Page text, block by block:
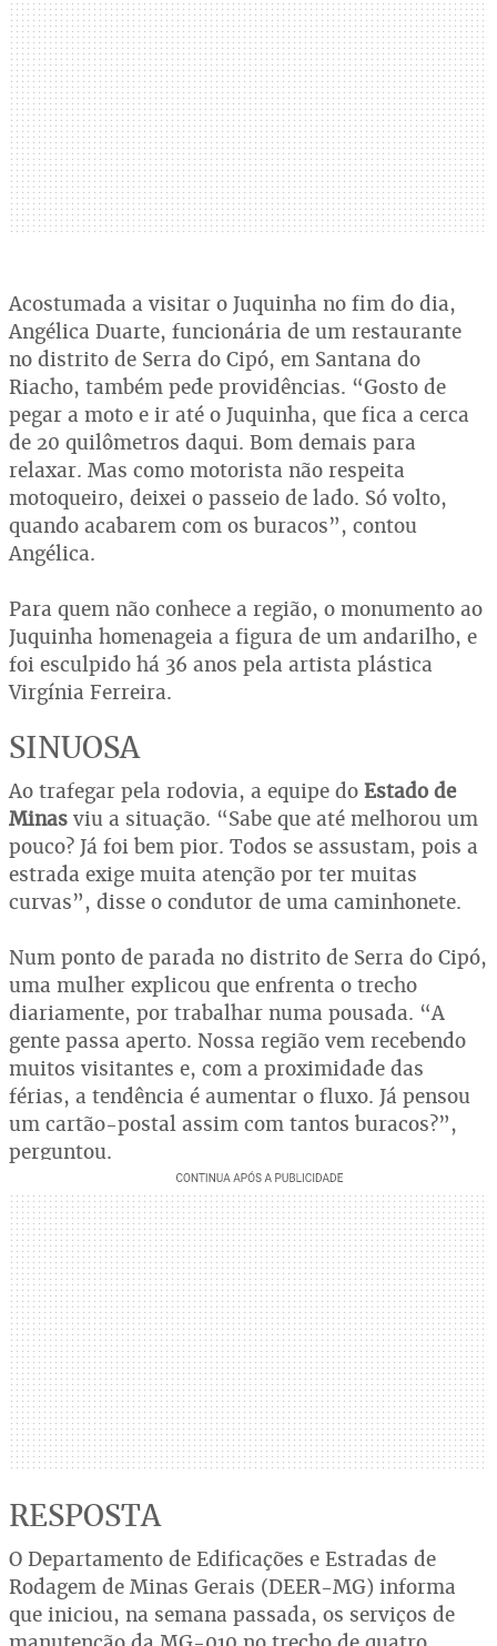
Acostumada a visitar o Juquinha no fim do dia,
Angélica Duarte, funcionária de um restaurante
no distrito de Serra do Cipó, em Santana do
Riacho, também pede providências. “Gosto de
pegar a moto e ir até o Juquinha, que fica a cerca
de 20 quilômetros daqui. Bom demais para
relaxar. Mas como motorista não respeita
motoqueiro, deixei o passeio de lado. Só volto,
quando acabarem com os buracos”, contou
Angélica.
Para quem não conhece a região, o monumento ao
Juquinha homenageia a figura de um andarilho, e
foi esculpido há 36 anos pela artista plástica
Virgínia Ferreira.
SINUOSA
Ao trafegar pela rodovia, a equipe do Estado de
Minas viu a situação. “Sabe que até melhorou um
pouco? Já foi bem pior. Todos se assustam, pois a
estrada exige muita atenção por ter muitas
curvas”, disse o condutor de uma caminhonete.
Num ponto de parada no distrito de Serra do Cipó,
uma mulher explicou que enfrenta o trecho
diariamente, por trabalhar numa pousada. “A
gente passa aperto. Nossa região vem recebendo
muitos visitantes e, com a proximidade das
férias, a tendência é aumentar o fluxo. Já pensou
um cartão-postal assim com tantos buracos?”,
perguntou.
RESPOSTA
O Departamento de Edificações e Estradas de
Rodagem de Minas Gerais (DEER-MG) informa
que iniciou, na semana passada, os serviços de